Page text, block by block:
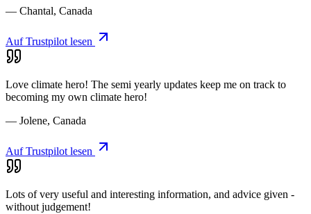
— Chantal, Canada
Auf Trustpilot lesen
Love climate hero! The semi yearly updates keep me on track to
becoming my own climate hero!
— Jolene, Canada
Auf Trustpilot lesen
Lots of very useful and interesting information, and advice given -
without judgement!